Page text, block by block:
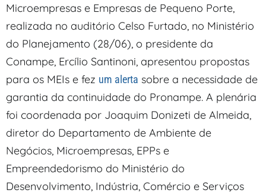
Microempresas e Empresas de Pequeno Porte,
realizada no auditório Celso Furtado, no Ministério
do Planejamento (28/06), o presidente da
Conampe, Ercílio Santinoni, apresentou propostas
para os MEIs e fez um alerta sobre a necessidade de
garantia da continuidade do Pronampe. A plenária
foi coordenada por Joaquim Donizeti de Almeida,
diretor do Departamento de Ambiente de
Negócios, Microempresas, EPPs e
Empreendedorismo do Ministério do
Desenvolvimento, Indústria, Comércio e Serviços